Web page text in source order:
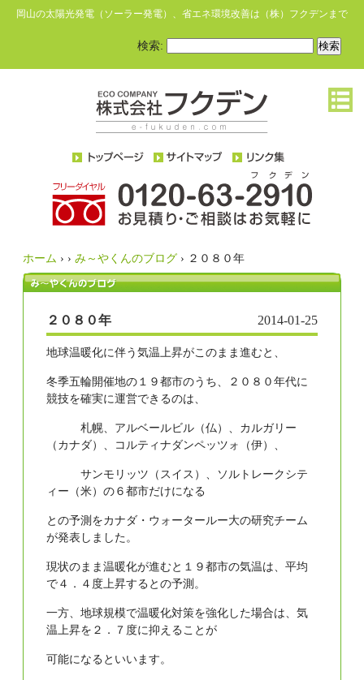
岡山の太陽光発電（ソーラー発電）、省エネ環境改善は（株）フクデンまで
検索:
ホーム › › み～やくんのブログ › ２０８０年
２０８０年 2014-01-25
地球温暖化に伴う気温上昇がこのまま進むと、
冬季五輪開催地の１９都市のうち、２０８０年代に
競技を確実に運営できるのは、
札幌、アルベールビル（仏）、カルガリー
（カナダ）、コルティナダンペッツォ（伊）、
サンモリッツ（スイス）、ソルトレークシテ
ィー（米）の６都市だけになる
との予測をカナダ・ウォータールー大の研究チーム
が発表しました。
現状のまま温暖化が進むと１９都市の気温は、平均
で４．４度上昇するとの予測。
一方、地球規模で温暖化対策を強化した場合は、気
温上昇を２．７度に抑えることが
可能になるといいます。